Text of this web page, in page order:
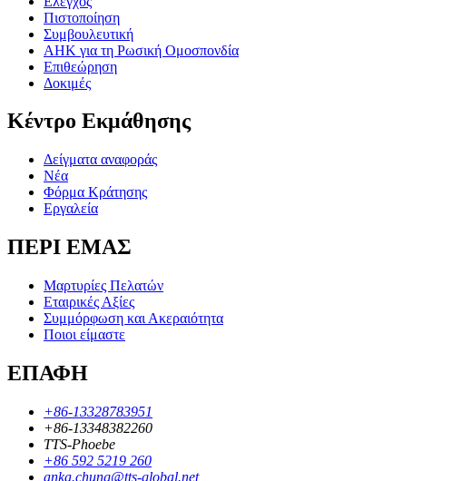
Πιστοποίηση
Συμβουλευτική
ΑΗΚ για τη Ρωσική Ομοσπονδία
Επιθεώρηση
Δοκιμές
Κέντρο Εκμάθησης
Δείγματα αναφοράς
Νέα
Φόρμα Κράτησης
Εργαλεία
ΠΕΡΙ ΕΜΑΣ
Μαρτυρίες Πελατών
Εταιρικές Αξίες
Συμμόρφωση και Ακεραιότητα
Ποιοι είμαστε
ΕΠΑΦΗ
+86-13328783951
+86-13348382260
TTS-Phoebe
+86 592 5219 260
anka.chung@tts-global.net